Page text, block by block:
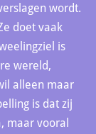
wordt.
doet vaak
is
wereld,
alleen maar
is dat zij
maar vooral